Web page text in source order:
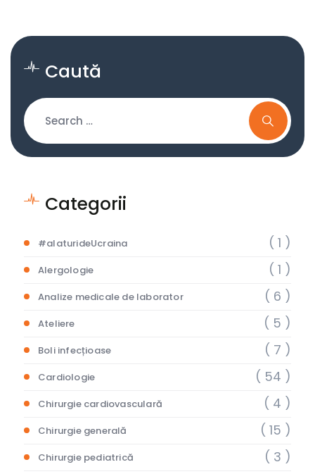
Caută
Categorii
#alaturideUcraina ( 1 )
Alergologie ( 1 )
Analize medicale de laborator ( 6 )
Ateliere ( 5 )
Boli infecțioase ( 7 )
Cardiologie ( 54 )
Chirurgie cardiovasculară ( 4 )
Chirurgie generală ( 15 )
Chirurgie pediatrică ( 3 )